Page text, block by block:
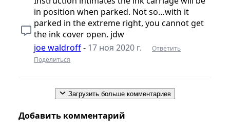
in position when parked. Not so…with it
parked in the extreme right, you cannot get
the ink cover open. jdw
joe waldroff- 17 ноя 2020 г.
Ответить
Поделиться
Загрузить больше комментариев
Добавить комментарий